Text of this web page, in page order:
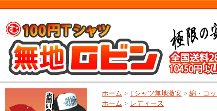
ホーム > Tシャツ無地激安 > 綿・コ
ホーム > レディース